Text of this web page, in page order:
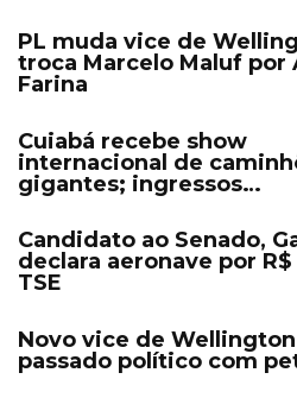
PL muda vice de
troca Marcelo Maluf por
Farina
Cuiabá recebe show
internacional de
gigantes; ingressos…
Candidato ao Senado,
declara aeronave por R$
TSE
Novo vice de
passado político com